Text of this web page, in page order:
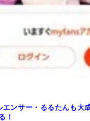
エンサー・るるたんも
！